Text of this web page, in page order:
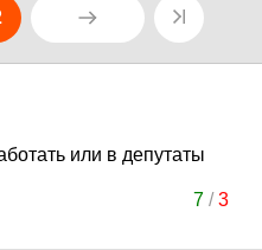
или в депутаты
7/3